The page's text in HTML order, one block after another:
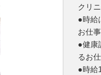
クリ
●時給
お仕
●健康
るお
●時給